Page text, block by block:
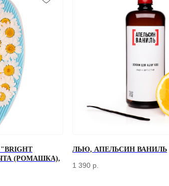
(РОМАШКА),
ЛЬЮ, АПЕЛЬСИН ВАНИЛЬ
1 390 р.
Отправляя форму, вы соглашаетесь
+7